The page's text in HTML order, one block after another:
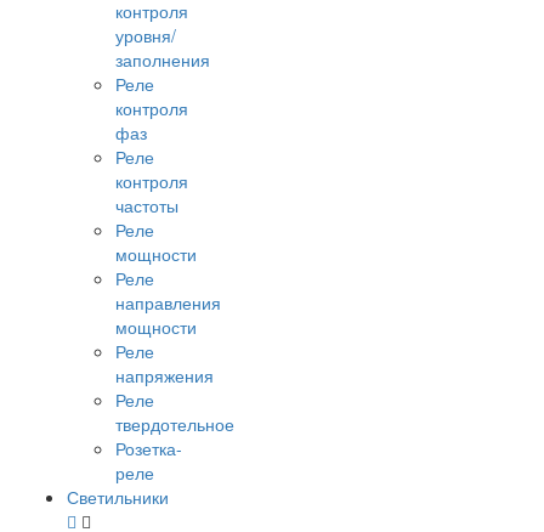
контроля
уровня/
заполнения
Реле
контроля
фаз
Реле
контроля
частоты
Реле
мощности
Реле
направления
мощности
Реле
напряжения
Реле
твердотельное
Розетка-
реле
Светильники